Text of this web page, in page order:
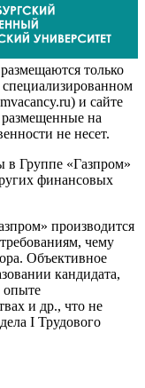
только
и сайте
на
не несет.
в Группе «Газпром»
финансовых
производится
чему
Объективное
кандидата,
опыте
и др., что не
I Трудового